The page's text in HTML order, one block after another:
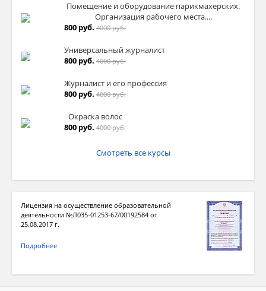
Помещение и оборудование парикмахерских.
Организация рабочего места....
800 руб. 4000 руб.
Универсальный журналист
800 руб. 4000 руб.
Журналист и его профессия
800 руб. 4000 руб.
Окраска волос
800 руб. 4000 руб.
Смотреть все курсы
Лицензия на осуществление образовательной
деятельности №Л035-01253-67/00192584 от
25.08.2017 г.
Подробнее